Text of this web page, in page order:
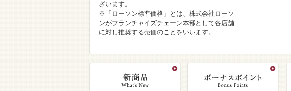
ざいます。
※「ローソン標準価格」とは、株式会社ローソ
ンがフランチャイズチェーン本部として各店舗
に対し推奨する売価のことをいいます。